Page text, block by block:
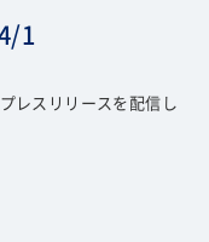
1
レスリリースを配信し